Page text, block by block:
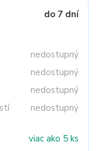
do 7 dní
nedostupný
nedostupný
nedostupný
nedostupný
viac ako 5 ks